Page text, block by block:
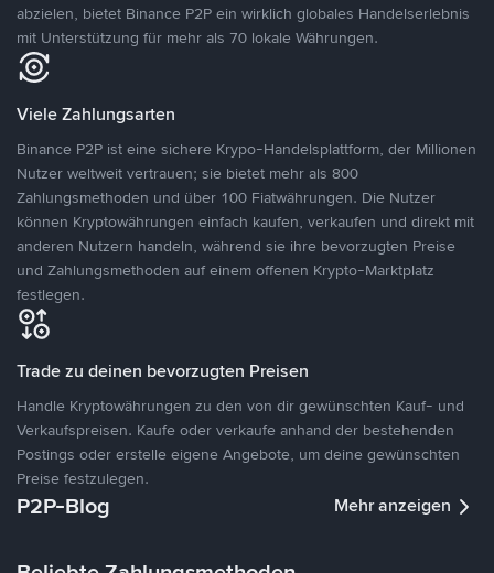
abzielen, bietet Binance P2P ein wirklich globales Handelserlebnis
mit Unterstützung für mehr als 70 lokale Währungen.
Viele Zahlungsarten
Binance P2P ist eine sichere Krypo-Handelsplattform, der Millionen
Nutzer weltweit vertrauen; sie bietet mehr als 800
Zahlungsmethoden und über 100 Fiatwährungen. Die Nutzer
können Kryptowährungen einfach kaufen, verkaufen und direkt mit
anderen Nutzern handeln, während sie ihre bevorzugten Preise
und Zahlungsmethoden auf einem offenen Krypto-Marktplatz
festlegen.
Trade zu deinen bevorzugten Preisen
Handle Kryptowährungen zu den von dir gewünschten Kauf- und
Verkaufspreisen. Kaufe oder verkaufe anhand der bestehenden
Postings oder erstelle eigene Angebote, um deine gewünschten
Preise festzulegen.
P2P-Blog Mehr anzeigen